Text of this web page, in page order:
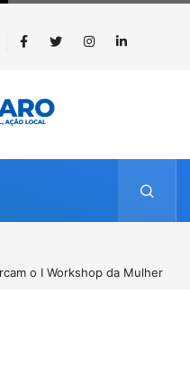
para solicitação do